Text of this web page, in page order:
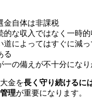
金自体は非課税
的な収入ではなく一時的
道によってはすぐに減
る
一の備えが不十分になり
金を長く守り続けるに
理が重要になります。